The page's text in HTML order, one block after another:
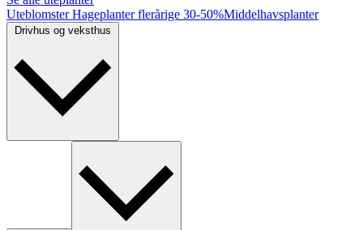
UteblomsterHageplanter flerårige 30-50%Middelhavsplanter